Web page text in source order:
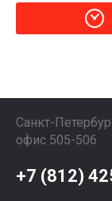
Санкт-
офис 505-506
+7 (812)